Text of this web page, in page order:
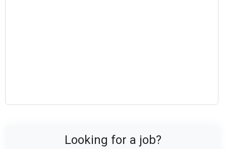
Looking for a job?